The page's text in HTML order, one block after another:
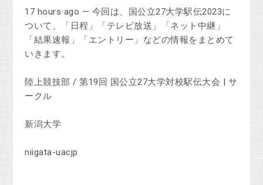
17 hours ago — 今回は、国公立27大学駅伝2023に
ついて、「日程」「テレビ放送」「ネット中継」
「結果速報」「エントリー」などの情報をまとめて
いきます。
陸上競技部 / 第19回 国公立27大学対校駅伝大会 | サ
ークル
新潟大学
niigata-uacjp